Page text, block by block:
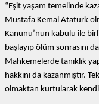
“Eşit yaşam temelinde
Mustafa Kemal Atatürk
Kanunu’nun kabulü ile
başlayıp ölüm sonrasını
Mahkemelerde tanıklık
hakkını da kazanmıştır.
olmaktan kurtularak